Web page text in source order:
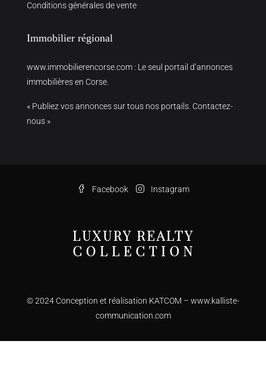
Conditions générales de vente
Immobilier régional
www.immobilierencorse.com : Le seul portail d’annonces
immobilières en Corse.
« Publiez vos annonces sur tous nos portails. Contactez-
nous »
Facebook Instagram
© 2024 Conception et réalisation KATCOM – www.kalliste-
communication.com